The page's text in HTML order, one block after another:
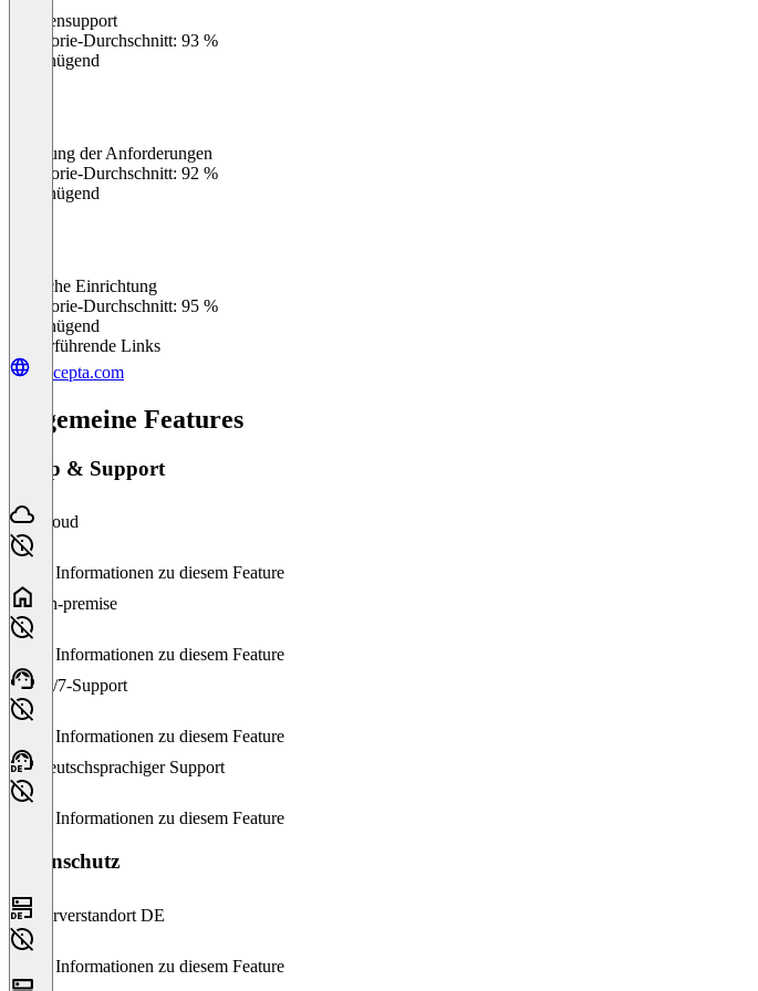
Kundensupport
Kategorie-Durchschnitt: 93 %
Ungenügend
Erfüllung der Anforderungen
Kategorie-Durchschnitt: 92 %
Ungenügend
Einfache Einrichtung
Kategorie-Durchschnitt: 95 %
Ungenügend
Weiterführende Links
unicepta.com
Allgemeine Features
Setup & Support
Cloud
Keine Informationen zu diesem Feature
On-premise
Keine Informationen zu diesem Feature
24/7-Support
Keine Informationen zu diesem Feature
Deutschsprachiger Support
Keine Informationen zu diesem Feature
Datenschutz
Serverstandort DE
Keine Informationen zu diesem Feature